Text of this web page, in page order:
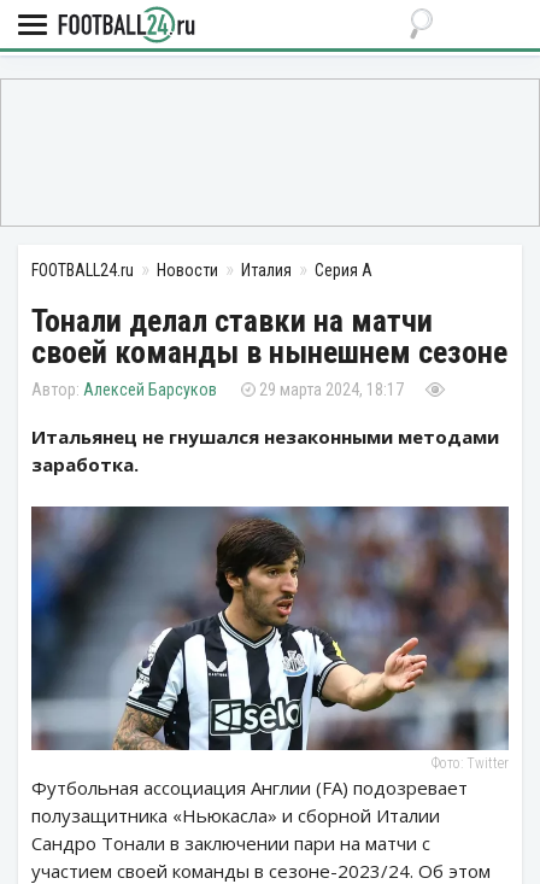
FOOTBALL24.ru Новости Италия Серия А
Тонали делал ставки на матчи
своей команды в нынешнем сезоне
Алексей Барсуков 29 марта 2024, 18:17
Итальянец не гнушался незаконными методами
заработка.
Фото: Twitter
Футбольная ассоциация Англии (FA) подозревает
полузащитника «Ньюкасла» и сборной Италии
Сандро Тонали в заключении пари на матчи с
участием своей команды в сезоне-2023/24. Об этом